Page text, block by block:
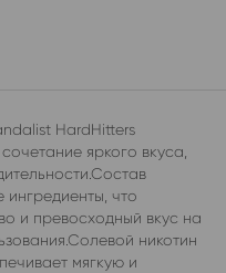
HardHitters
яркого вкуса,
ингредиенты, что
и превосходный вкус на
никотин
мягкую и